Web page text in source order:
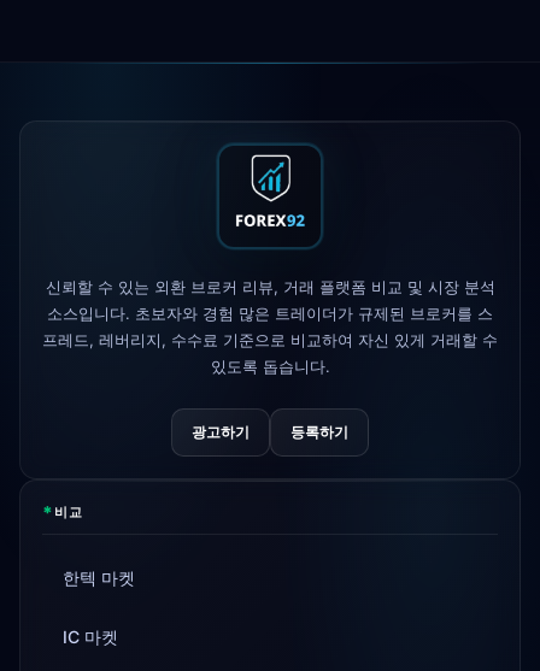
FP Markets — 신규 무수수료 계좌
규제 라이선스 상실
Tickmill출금 속도 24시간으로 단축 4d
신뢰할 수 있는 외환 브로커 리뷰, 거래 플랫폼 비교 및 시장 분석
소스입니다. 초보자와 경험 많은 트레이더가 규제된 브로커를 스
프레드, 레버리지, 수수료 기준으로 비교하여 자신 있게 거래할 수
있도록 돕습니다.
광고하기 등록하기
* 비교
한텍 마켓
IC 마켓